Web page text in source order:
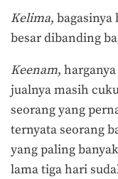
Kelima,
besar dibanding
Keenam,
jualnya masih
seorang yang
ternyata seorang
yang paling
lama tiga hari